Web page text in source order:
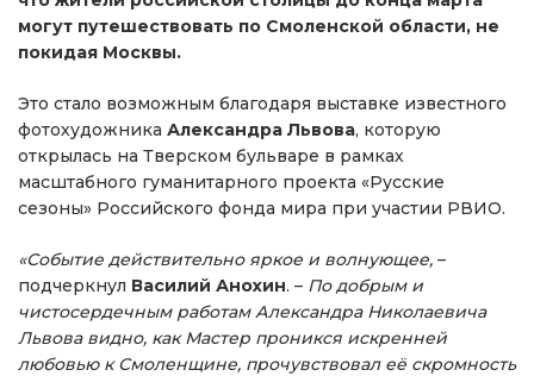
могут путешествовать по Смоленской области, не
покидая Москвы.
Это стало возможным благодаря выставке известного
фотохудожника Александра Львова, которую
открылась на Тверском бульваре в рамках
масштабного гуманитарного проекта «Русские
сезоны» Российского фонда мира при участии РВИО.
«Событие действительно яркое и волнующее, –
подчеркнул Василий Анохин. – По добрым и
чистосердечным работам Александра Николаевича
Львова видно, как Мастер проникся искренней
любовью к Смоленщине, прочувствовал её скромность